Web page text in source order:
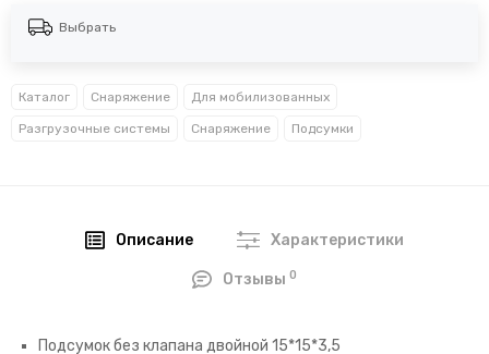
Выбрать
Каталог Снаряжение Для мобилизованных
Разгрузочные системы Снаряжение Подсумки
Описание Характеристики
Отзывы0
Подсумок без клапана двойной 15*15*3,5